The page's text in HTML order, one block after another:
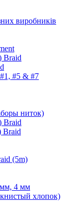
виробників
Braid
#5 & #7
ниток)
Braid
Braid
(5m)
мм, 4 мм
хлопок)